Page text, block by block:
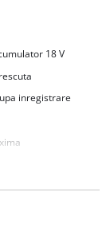
18 V
inregistrare